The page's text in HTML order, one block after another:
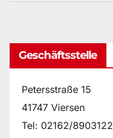
Geschäftsstelle
Petersstraße 15
41747 Viersen
Tel: 02162/8903122